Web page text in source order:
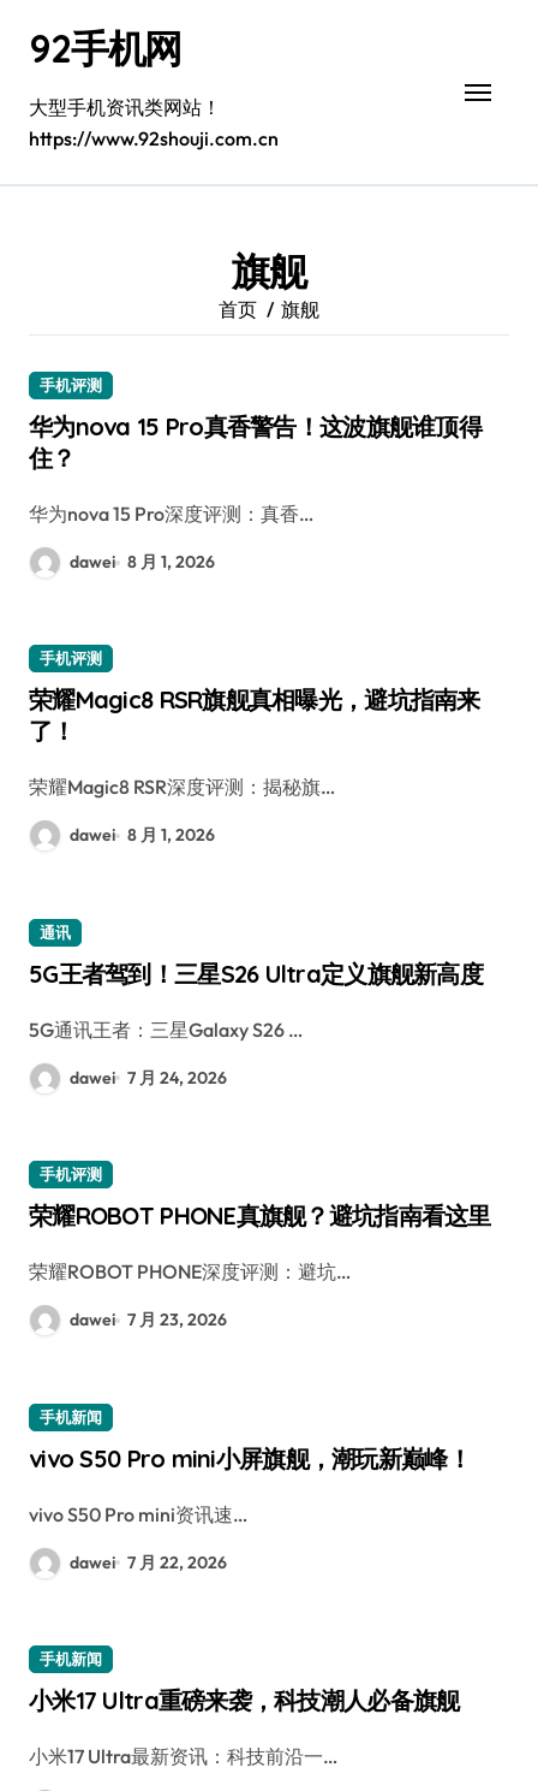
92手机网
大型手机资讯类网站！
https://www.92shouji.com.cn
旗舰
首页 旗舰
手机评测
华为nova 15 Pro真香警告！这波旗舰谁顶得
住？
华为nova 15 Pro深度评测：真香…
dawei 8 月 1, 2026
手机评测
荣耀Magic8 RSR旗舰真相曝光，避坑指南来
了！
荣耀Magic8 RSR深度评测：揭秘旗…
dawei 8 月 1, 2026
通讯
5G王者驾到！三星S26 Ultra定义旗舰新高度
5G通讯王者：三星Galaxy S26 …
dawei 7 月 24, 2026
手机评测
荣耀ROBOT PHONE真旗舰？避坑指南看这里
荣耀ROBOT PHONE深度评测：避坑…
dawei 7 月 23, 2026
手机新闻
vivo S50 Pro mini小屏旗舰，潮玩新巅峰！
vivo S50 Pro mini资讯速…
dawei 7 月 22, 2026
手机新闻
小米17 Ultra重磅来袭，科技潮人必备旗舰
小米17 Ultra最新资讯：科技前沿一…